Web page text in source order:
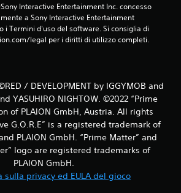
Interactive Entertainment Inc. concesso
a Sony Interactive Entertainment
i Termini d'uso del software. Si consiglia di
legal per i diritti di utilizzo completi.
/ DEVELOPMENT by IGGYMOB and
YASUHIRO NIGHTOW. ©2022 “Prime
of PLAION GmbH, Austria. All rights
G.O.R.E” is a registered trademark of
PLAION GmbH. “Prime Matter” and
logo are registered trademarks of
PLAION GmbH.
sulla privacy ed EULA del gioco